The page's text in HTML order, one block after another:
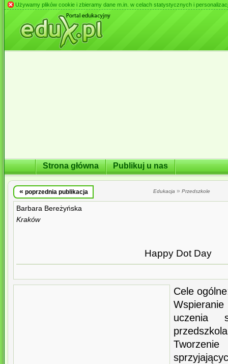
Używamy plików cookie i zbieramy dane m.in. w celach statystycznych i
Strona główna Publikuj u nas
« poprzednia publikacja Edukacja » Przedszkole
Barbara Bereżyńska
Kraków
Happy Dot Day
Cele
uczenia